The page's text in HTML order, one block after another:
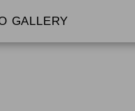
GALLERY